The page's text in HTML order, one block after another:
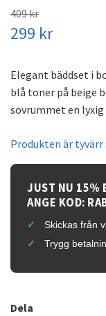
409 kr
299 kr
Elegant bäddset i
blå toner på beige
sovrummet en
Produkten är tyvärr
JUST NU 15%
ANGE KOD:
Skickas från
Trygg
Dela